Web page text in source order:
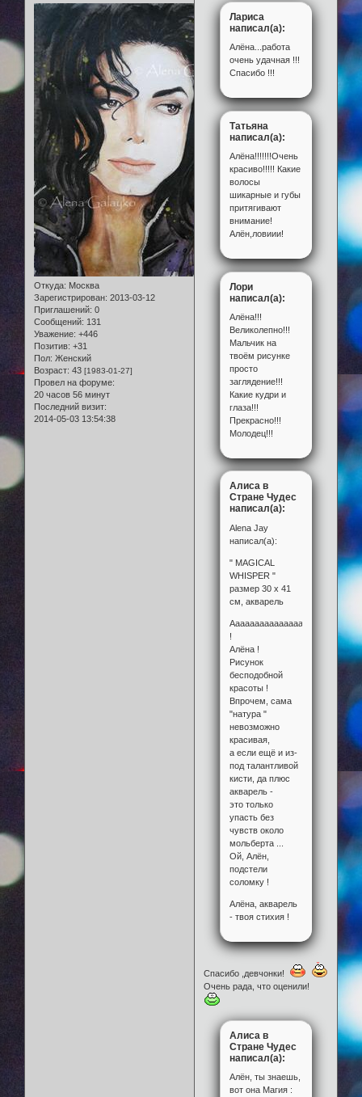
Откуда: Москва
Зарегистрирован: 2013-03-12
Приглашений: 0
Сообщений: 131
Уважение: +446
Позитив: +31
Пол: Женский
Возраст: 43 [1983-01-27]
Провел на форуме:
20 часов 56 минут
Последний визит:
2014-05-03 13:54:38
Лариса
написал(а):
Алёна...работа
очень удачная !!!
Спасибо !!!
Татьяна
написал(а):
Алёна!!!!!!!Очень
красиво!!!!! Какие
волосы
шикарные и губы
притягивают
внимание!
Алён,ловиии!
Лори
написал(а):
Алёна!!!
Великолепно!!!
Мальчик на
твоём рисунке
просто
заглядение!!!
Какие кудри и
глаза!!!
Прекрасно!!!
Молодец!!!
Алиса в
Стране Чудес
написал(а):
Alena Jay
написал(а):
" MAGICAL
WHISPER "
размер 30 х 41
см, акварель
!
Алёна !
Рисунок
бесподобной
красоты !
Впрочем, сама
"натура "
невозможно
красивая,
а если ещё и из-
под талантливой
кисти, да плюс
акварель -
это только
упасть без
чувств около
мольберта ...
Ой, Алён,
подстели
соломку !
Алёна, акварель
- твоя стихия !
Спасибо ,девчонки!
Очень рада, что оценили!
Алиса в
Стране Чудес
написал(а):
Алён, ты знаешь,
вот она Магия :